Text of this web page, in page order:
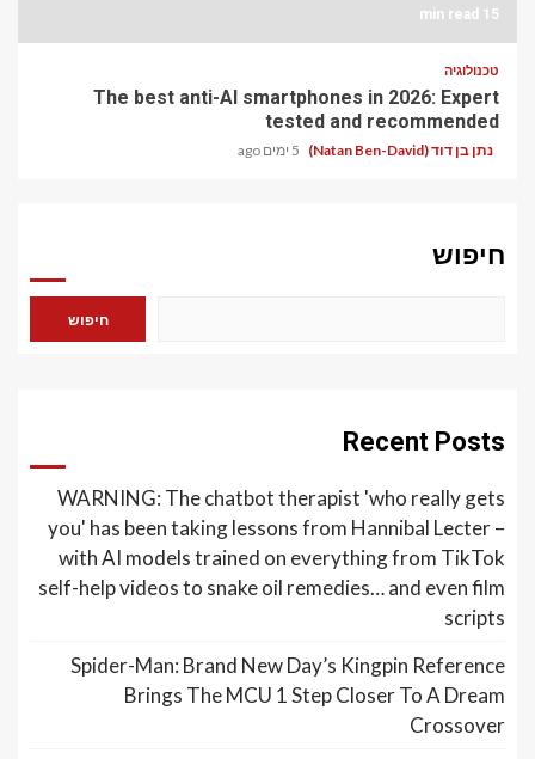
15 min read
טכנולוגיה
The best anti-AI smartphones in 2026: Expert
tested and recommended
נתן בן דוד (Natan Ben-David) 5 ימים ago
חיפוש
חיפוש
Recent Posts
WARNING: The chatbot therapist 'who really gets
you' has been taking lessons from Hannibal Lecter –
with AI models trained on everything from TikTok
self-help videos to snake oil remedies… and even film
scripts
Spider-Man: Brand New Day’s Kingpin Reference
Brings The MCU 1 Step Closer To A Dream
Crossover